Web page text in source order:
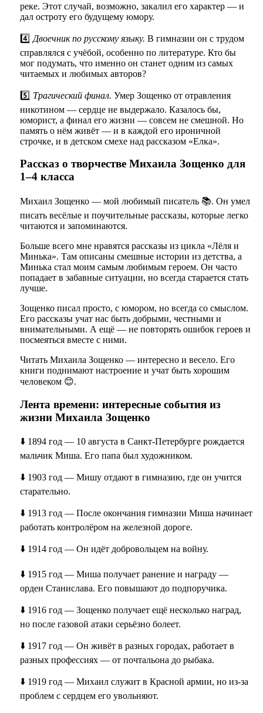
реке. Этот случай, возможно, закалил его характер — и
дал остроту его будущему юмору.
4️⃣ Двоечник по русскому языку. В гимназии он с трудом
справлялся с учёбой, особенно по литературе. Кто бы
мог подумать, что именно он станет одним из самых
читаемых и любимых авторов?
5️⃣ Трагический финал. Умер Зощенко от отравления
никотином — сердце не выдержало. Казалось бы,
юморист, а финал его жизни — совсем не смешной. Но
память о нём живёт — и в каждой его ироничной
строчке, и в детском смехе над рассказом «Елка».
Рассказ о творчестве Михаила Зощенко для
1–4 класса
Михаил Зощенко — мой любимый писатель 📚. Он умел
писать весёлые и поучительные рассказы, которые легко
читаются и запоминаются.
Больше всего мне нравятся рассказы из цикла «Лёля и
Минька». Там описаны смешные истории из детства, а
Минька стал моим самым любимым героем. Он часто
попадает в забавные ситуации, но всегда старается стать
лучше.
Зощенко писал просто, с юмором, но всегда со смыслом.
Его рассказы учат нас быть добрыми, честными и
внимательными. А ещё — не повторять ошибок героев и
посмеяться вместе с ними.
Читать Михаила Зощенко — интересно и весело. Его
книги поднимают настроение и учат быть хорошим
человеком 😊.
Лента времени: интересные события из
жизни Михаила Зощенко
⬇️ 1894 год — 10 августа в Санкт-Петербурге рождается
мальчик Миша. Его папа был художником.
⬇️ 1903 год — Мишу отдают в гимназию, где он учится
старательно.
⬇️ 1913 год — После окончания гимназии Миша начинает
работать контролёром на железной дороге.
⬇️ 1914 год — Он идёт добровольцем на войну.
⬇️ 1915 год — Миша получает ранение и награду —
орден Станислава. Его повышают до подпоручика.
⬇️ 1916 год — Зощенко получает ещё несколько наград,
но после газовой атаки серьёзно болеет.
⬇️ 1917 год — Он живёт в разных городах, работает в
разных профессиях — от почтальона до рыбака.
⬇️ 1919 год — Михаил служит в Красной армии, но из-за
проблем с сердцем его увольняют.